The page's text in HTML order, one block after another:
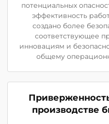
потенциальных
эффективность
создано более
соответствующее
инновациям и
общему
производстве